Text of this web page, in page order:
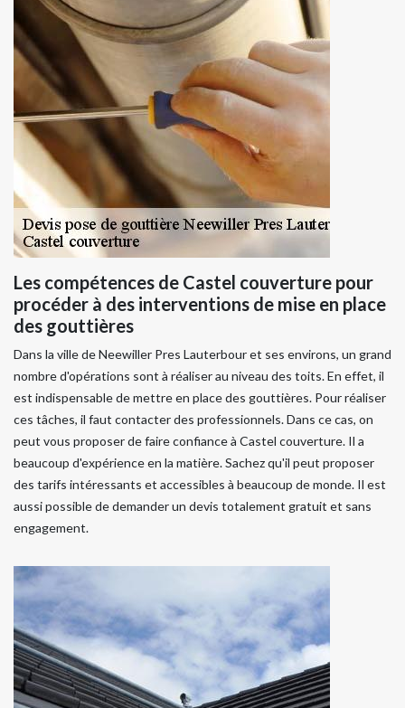
Les compétences de Castel couverture pour
procéder à des interventions de mise en place
des gouttières
Dans la ville de Neewiller Pres Lauterbour et ses environs, un grand
nombre d'opérations sont à réaliser au niveau des toits. En effet, il
est indispensable de mettre en place des gouttières. Pour réaliser
ces tâches, il faut contacter des professionnels. Dans ce cas, on
peut vous proposer de faire confiance à Castel couverture. Il a
beaucoup d'expérience en la matière. Sachez qu'il peut proposer
des tarifs intéressants et accessibles à beaucoup de monde. Il est
aussi possible de demander un devis totalement gratuit et sans
engagement.